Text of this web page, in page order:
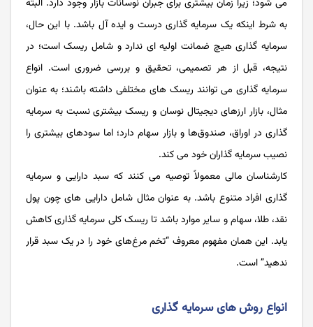
می شود؛ زیرا زمان بیشتری برای جبران نوسانات بازار وجود دارد. البته
به شرط اینکه یک سرمایه گذاری درست و ایده آل باشد. با این حال،
سرمایه گذاری هیچ ضمانت اولیه‌ ای ندارد و شامل ریسک است؛ در
نتیجه، قبل از هر تصمیمی، تحقیق و بررسی ضروری است. انواع
سرمایه گذاری می ‌توانند ریسک‌ های مختلفی داشته باشند؛ به عنوان
مثال، بازار ارزهای دیجیتال نوسان و ریسک بیشتری نسبت به سرمایه
گذاری در اوراق، صندوق‌ها و بازار سهام دارد؛ اما سودهای بیشتری را
نصیب سرمایه گذاران خود می کند.
کارشناسان مالی معمولاً توصیه می ‌کنند که سبد دارایی و سرمایه
گذاری افراد متنوع باشد. به عنوان مثال شامل دارایی های چون پول
نقد، طلا، سهام و سایر موارد باشد تا ریسک کلی سرمایه گذاری کاهش
یابد. این همان مفهوم معروف “تخم مرغ‌های خود را در یک سبد قرار
ندهید” است.
انواع روش های سرمایه گذاری